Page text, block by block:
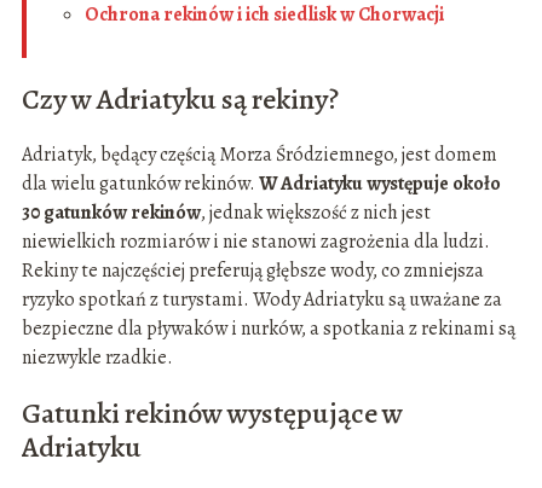
Ochrona rekinów i ich siedlisk w Chorwacji
Czy w Adriatyku są rekiny?
Adriatyk, będący częścią Morza Śródziemnego, jest domem
dla wielu gatunków rekinów. W Adriatyku występuje około
30 gatunków rekinów, jednak większość z nich jest
niewielkich rozmiarów i nie stanowi zagrożenia dla ludzi.
Rekiny te najczęściej preferują głębsze wody, co zmniejsza
ryzyko spotkań z turystami. Wody Adriatyku są uważane za
bezpieczne dla pływaków i nurków, a spotkania z rekinami są
niezwykle rzadkie.
Gatunki rekinów występujące w
Adriatyku